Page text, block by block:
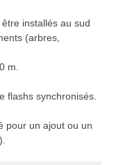
installés au sud
(arbres,
m.
flashs synchronisés.
pour un ajout ou un